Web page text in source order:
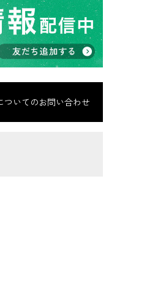
ついてのお問い合わせ